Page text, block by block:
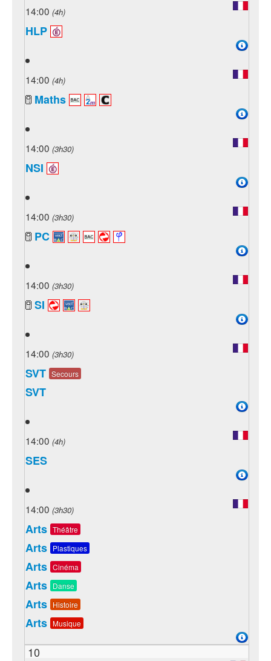
14:00 (4h)
HLP
14:00 (4h)
Maths
14:00 (3h30)
NSI
14:00 (3h30)
PC
14:00 (3h30)
SI
14:00 (3h30)
SVT Secours
SVT
14:00 (4h)
SES
14:00 (3h30)
Arts Théâtre
Arts Plastiques
Arts Cinéma
Arts Danse
Arts Histoire
Arts Musique
10